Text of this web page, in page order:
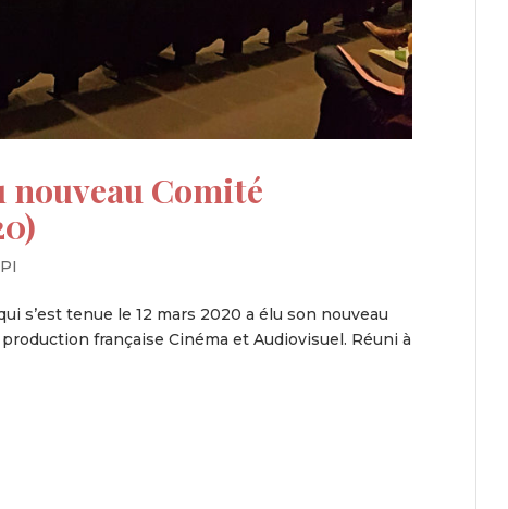
nouveau Comité
s’est tenue le 12 mars 2020 a élu son nouveau
française Cinéma et Audiovisuel. Réuni à